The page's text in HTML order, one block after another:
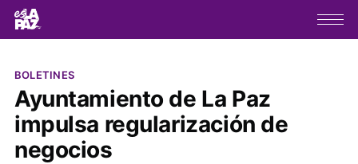
BOLETINES
Ayuntamiento de La Paz
impulsa regularización de
negocios